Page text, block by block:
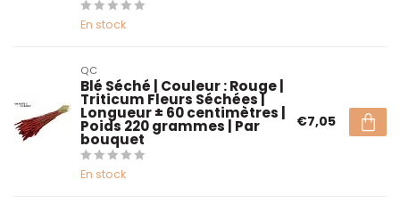
En stock
QC
Blé Séché | Couleur : Rouge |
Triticum Fleurs Séchées |
Longueur ± 60 centimètres |
Poids 220 grammes | Par
bouquet
En stock
€7,05